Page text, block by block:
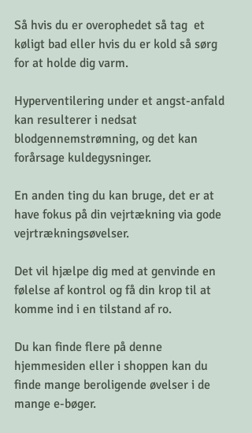
Så hvis du er overophedet så tag  et
køligt bad eller hvis du er kold så sørg
for at holde dig varm.
Hyperventilering under et angst-anfald
kan resulterer i nedsat
blodgennemstrømning, og det kan
forårsage kuldegysninger.
En anden ting du kan bruge, det er at
have fokus på din vejrtækning via gode
vejrtrækningsøvelser.
Det vil hjælpe dig med at genvinde en
følelse af kontrol og få din krop til at
komme ind i en tilstand af ro.
Du kan finde flere på denne
hjemmesiden eller i shoppen kan du
finde mange beroligende øvelser i de
mange e-bøger.